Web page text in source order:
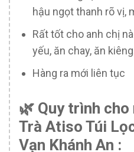
hậu ngọt thanh rõ vị,
Rất tốt cho anh chị
yếu, ăn chay, ăn
Hàng ra mới liên tục
🌿 Quy trình
Trà Atiso Túi
Vạn Khánh An :